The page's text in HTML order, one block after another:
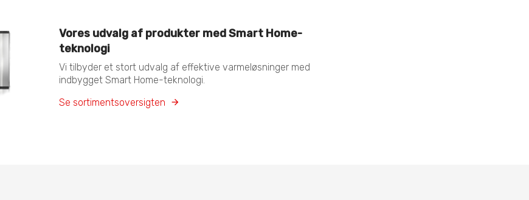
Vores udvalg af produkter med Smart Home-
teknologi
Vi tilbyder et stort udvalg af effektive varmeløsninger med
indbygget Smart Home-teknologi.
Se sortimentsoversigten